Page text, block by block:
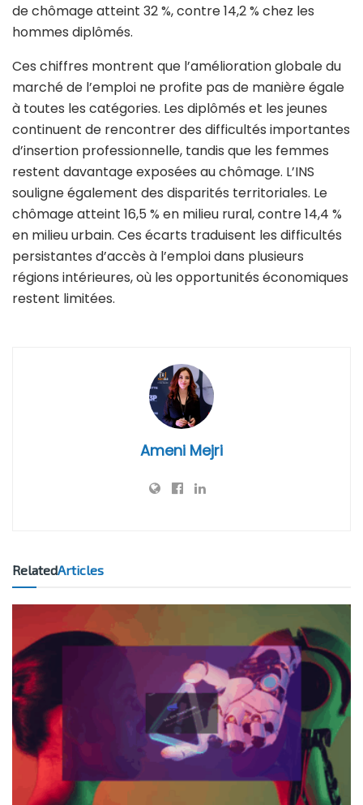
de chômage atteint 32 %, contre 14,2 % chez les
hommes diplômés.
Ces chiffres montrent que l’amélioration globale du
marché de l’emploi ne profite pas de manière égale
à toutes les catégories. Les diplômés et les jeunes
continuent de rencontrer des difficultés importantes
d’insertion professionnelle, tandis que les femmes
restent davantage exposées au chômage. L’INS
souligne également des disparités territoriales. Le
chômage atteint 16,5 % en milieu rural, contre 14,4 %
en milieu urbain. Ces écarts traduisent les difficultés
persistantes d’accès à l’emploi dans plusieurs
régions intérieures, où les opportunités économiques
restent limitées.
Ameni Mejri
RelatedArticles